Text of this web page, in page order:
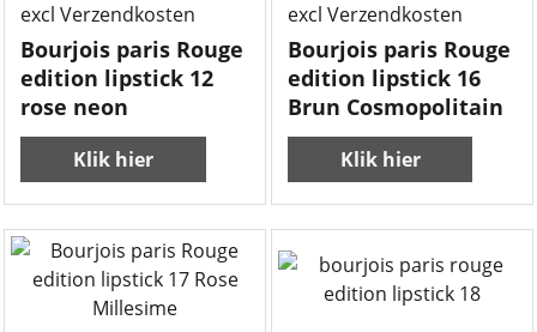
excl Verzendkosten
Bourjois paris Rouge
edition lipstick 12
rose neon
Klik hier
excl Verzendkosten
Bourjois paris Rouge
edition lipstick 16
Brun Cosmopolitain
Klik hier